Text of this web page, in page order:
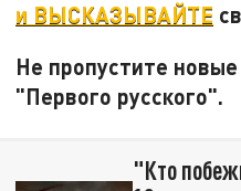
и ВЫСКАЗЫВАЙТЕ
Не пропустите
"Первого русского".
"Кто